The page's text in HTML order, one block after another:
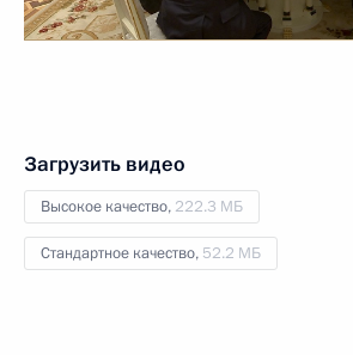
Загрузить видео
Высокое качество, 222.3 МБ
Стандартное качество, 52.2 МБ